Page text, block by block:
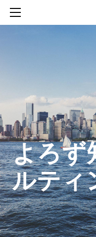
よろず
ルティ
知財活
生成AIを活用
生成AIとの「壁打ち